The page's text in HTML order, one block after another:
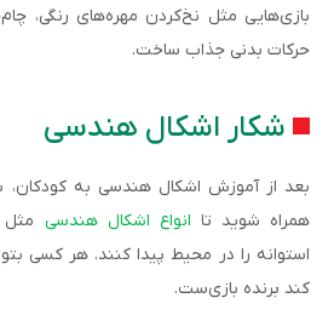
بازی‌هایی مثل نخ‌کردن مهره‌های رنگی،
حرکات بدنی جذاب ساخت.
شکار اشکال هندسی
بعد از آموزش اشکال هندسی به کودکان،
همراه شوید تا انواع اشکال‌ هندسی
استوانه را در محیط پیدا کنند. هر کسی
کند برنده بازی‌ست.